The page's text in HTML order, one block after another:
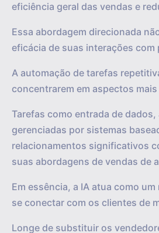
eficiência geral das vendas e
Essa abordagem direcionada
eficácia de suas interações
A automação de tarefas
concentrarem em aspectos
Tarefas como entrada de
gerenciadas por sistemas
relacionamentos significativos
suas abordagens de vendas de
Em essência, a IA atua como
se conectar com os clientes de
Longe de substituir os